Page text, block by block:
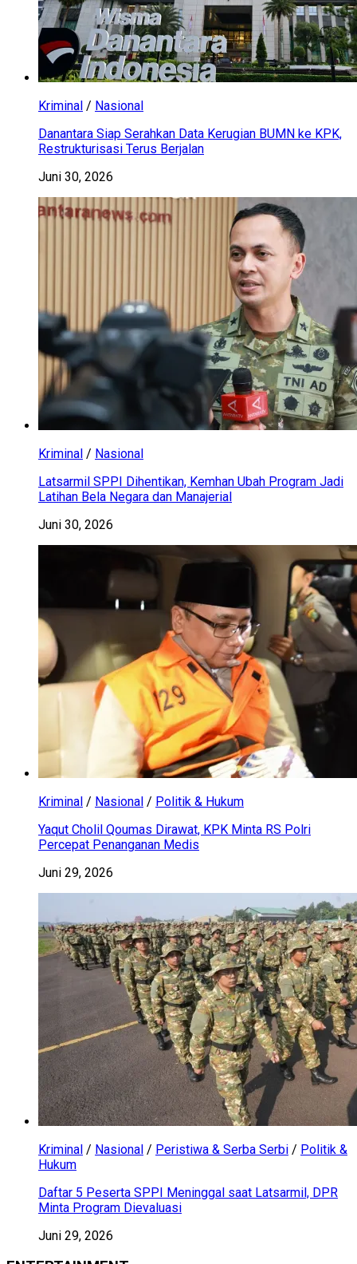
Kriminal / Nasional
Danantara Siap Serahkan Data Kerugian BUMN ke KPK,
Restrukturisasi Terus Berjalan
Juni 30, 2026
Kriminal / Nasional
Latsarmil SPPI Dihentikan, Kemhan Ubah Program Jadi
Latihan Bela Negara dan Manajerial
Juni 30, 2026
Kriminal / Nasional / Politik & Hukum
Yaqut Cholil Qoumas Dirawat, KPK Minta RS Polri
Percepat Penanganan Medis
Juni 29, 2026
Kriminal / Nasional / Peristiwa & Serba Serbi / Politik &
Hukum
Daftar 5 Peserta SPPI Meninggal saat Latsarmil, DPR
Minta Program Dievaluasi
Juni 29, 2026